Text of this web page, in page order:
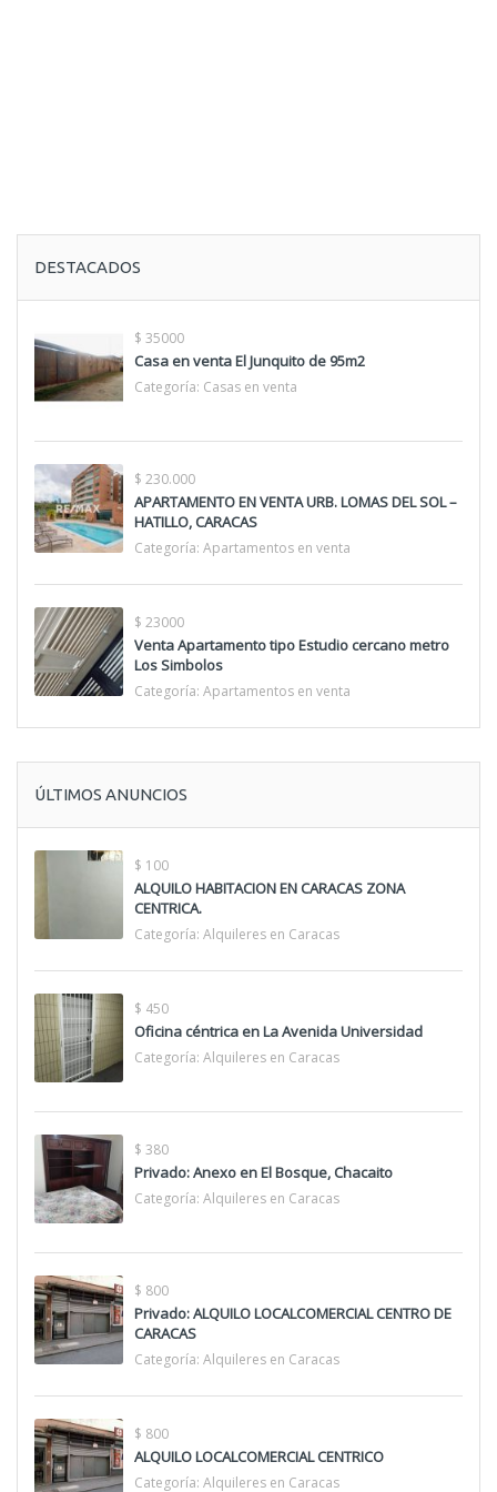
DESTACADOS
$ 35000
Casa en venta El Junquito de 95m2
Categoría: Casas en venta
$ 230.000
APARTAMENTO EN VENTA URB. LOMAS DEL SOL –
HATILLO, CARACAS
Categoría: Apartamentos en venta
$ 23000
Venta Apartamento tipo Estudio cercano metro
Los Simbolos
Categoría: Apartamentos en venta
ÚLTIMOS ANUNCIOS
$ 100
ALQUILO HABITACION EN CARACAS ZONA
CENTRICA.
Categoría: Alquileres en Caracas
$ 450
Oficina céntrica en La Avenida Universidad
Categoría: Alquileres en Caracas
$ 380
Privado: Anexo en El Bosque, Chacaito
Categoría: Alquileres en Caracas
$ 800
Privado: ALQUILO LOCALCOMERCIAL CENTRO DE
CARACAS
Categoría: Alquileres en Caracas
$ 800
ALQUILO LOCALCOMERCIAL CENTRICO
Categoría: Alquileres en Caracas